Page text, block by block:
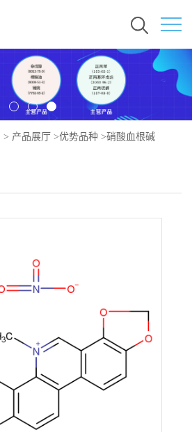
> 产品展厅 >优势品种 >硝酸血根碱